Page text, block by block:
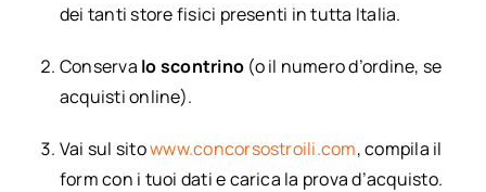
dei tanti store fisici presenti in tutta Italia.
Conserva lo scontrino (o il numero d’ordine, se
acquisti online).
Vai sul sitowww.concorsostroili.com, compila il
form con i tuoi dati e carica la prova d’acquisto.